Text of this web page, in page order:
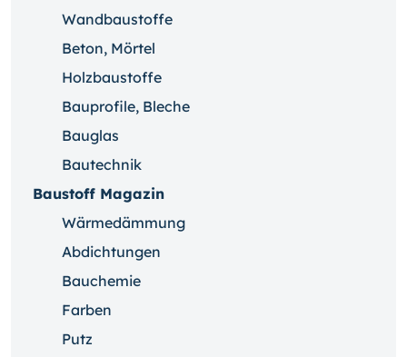
Wandbaustoffe
Beton, Mörtel
Holzbaustoffe
Bauprofile, Bleche
Bauglas
Bautechnik
Baustoff Magazin
Wärmedämmung
Abdichtungen
Bauchemie
Farben
Putz